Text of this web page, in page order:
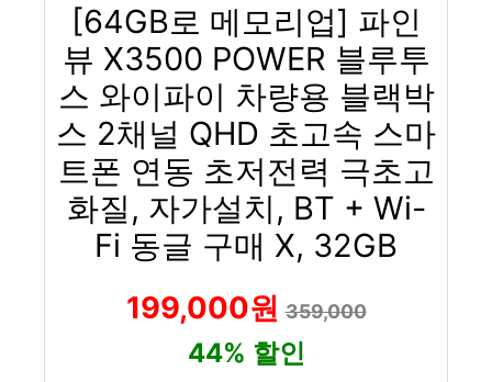
[64GB로 메모리업] 파인
뷰 X3500 POWER 블루투
스 와이파이 차량용 블랙박
스 2채널 QHD 초고속 스마
트폰 연동 초저전력 극초고
화질, 자가설치, BT + Wi-
Fi 동글 구매 X, 32GB
199,000원359,000
44% 할인